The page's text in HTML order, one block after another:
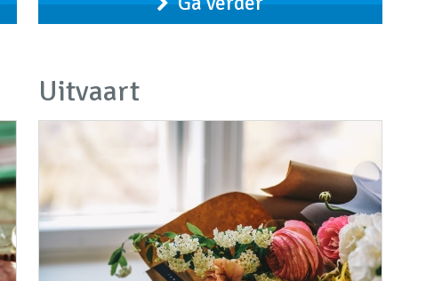
Uitvaart